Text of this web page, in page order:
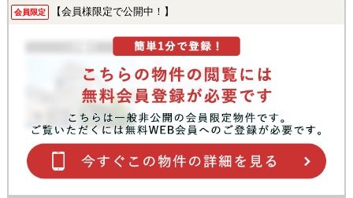
会員限定 【会員様限定で公開中！】